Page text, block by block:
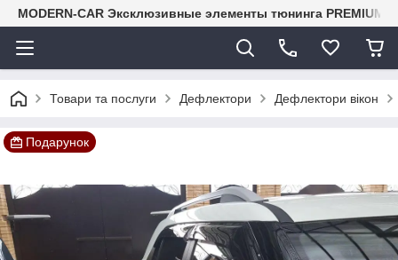
MODERN-CAR Эксклюзивные элементы тюнинга PREMIUM-
Товари та послуги Дефлектори Дефлектори вікон
Подарунок